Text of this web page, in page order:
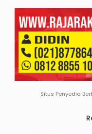
Situs Penyedia